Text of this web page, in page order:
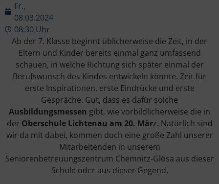
Fr.,
08.03.2024
08:30 Uhr
Ab der 7. Klasse beginnt üblicherweise die Zeit, in der
Eltern und Kinder bereits einmal ganz umfassend
schauen, in welche Richtung sich später einmal der
Berufswunsch des Kindes entwickeln könnte. Zeit für
erste Inspirationen, erste Eindrücke und erste
Gespräche. Gut, dass es dafür solche
Ausbildungsmessen gibt, wie vorbildlicherweise die in
der Oberschule Lichtenau am 20. März. Natürlich sind
wir da mit dabei, kommen doch eine große Zahl unserer
Mitarbeitenden in unserem
Seniorenbetreuungszentrum Chemnitz-Glösa aus dieser
Schule oder aus dieser Gegend.